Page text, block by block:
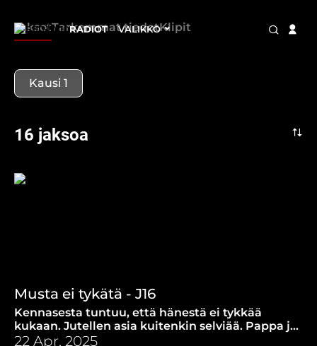
RADIOT VALIKKO
JaksotTarkemmat tiedotKlipit
Kausi 1
16 jaksoa
Musta ei tykätä - J16
Kennasesta tuntuu, että hänestä ei tykkää
kukaan. Jutellen asia kuitenkin selviää. Pappa ja
Hykkänen kertovat tulevasta matkastaan.
22 Apr, 2025